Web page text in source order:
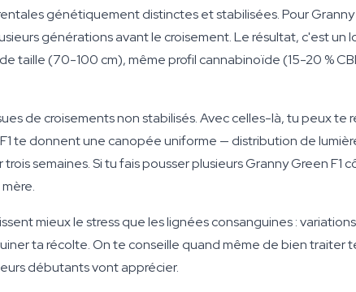
génétiquement distinctes et stabilisées. Pour Granny
générations avant le croisement. Le résultat, c'est un
(70-100 cm), même profil cannabinoïde (15-20 %
de croisements non stabilisés. Avec celles-là, tu peux te
te donnent une canopée uniforme — distribution de
semaines. Si tu fais pousser plusieurs Granny Green F1
mieux le stress que les lignées consanguines :
ta récolte. On te conseille quand même de bien traiter
débutants vont apprécier.